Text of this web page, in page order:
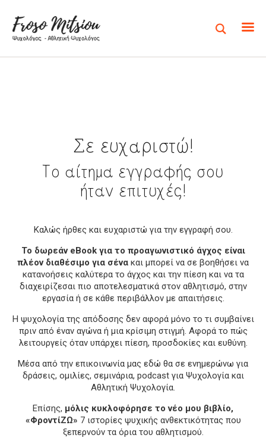
ΥΠΗΡΕΣΊΕΣ
ΆΡΘΡΑ
Σε ευχαριστώ!
Tο αίτημα εγγραφής σου
ήταν επιτυχές!
Καλώς ήρθες και ευχαριστώ για την εγγραφή σου.
Το δωρεάν eBook για το προαγωνιστικό άγχος είναι
πλέον διαθέσιμο για σένα και μπορεί να σε βοηθήσει να
κατανοήσεις καλύτερα το άγχος και την πίεση και να τα
διαχειρίζεσαι πιο αποτελεσματικά στον αθλητισμό, στην
εργασία ή σε κάθε περιβάλλον με απαιτήσεις.
Η ψυχολογία της απόδοσης δεν αφορά μόνο το τι συμβαίνει
πριν από έναν αγώνα ή μια κρίσιμη στιγμή. Αφορά το πώς
λειτουργείς όταν υπάρχει πίεση, προσδοκίες και ευθύνη.
Μέσα από την επικοινωνία μας εδώ θα σε ενημερώνω για
δράσεις, ομιλίες, σεμινάρια, podcast για Ψυχολογία και
Αθλητική Ψυχολογία.
Επίσης, μόλις κυκλοφόρησε το νέο μου βιβλίο,
«ΦροντίΖΩ» 7 ιστορίες ψυχικής ανθεκτικότητας που
ξεπερνούν τα όρια του αθλητισμού.